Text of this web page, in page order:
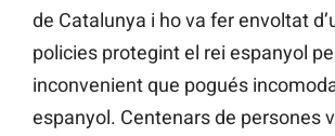
de Catalunya i ho va fer envoltat
policies protegint el rei espanyol
inconvenient que pogués
espanyol. Centenars de persones